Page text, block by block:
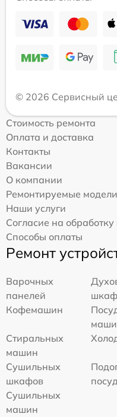
© 2026 Сервисный
Стоимость ремонта
Оплата и доставка
Контакты
Вакансии
О компании
Ремонтируемые модели
Наши услуги
Согласие на
Способы оплаты
Ремонт
Варочных
панелей
Кофемашин
Стиральных
машин
Сушильных
шкафов
Сушильных
машин